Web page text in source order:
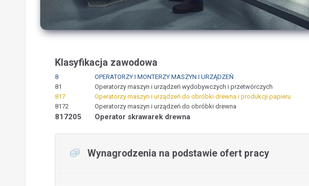
Klasyfikacja zawodowa
8
OPERATORZY I MONTERZY MASZYN I URZĄDZEŃ
81
Operatorzy maszyn i urządzeń wydobywczych i przetwórczych
817
Operatorzy maszyn i urządzeń do obróbki drewna i produkcji papieru
8172
Operatorzy maszyn i urządzeń do obróbki drewna
817205 Operator skrawarek drewna
Wynagrodzenia na podstawie ofert pracy